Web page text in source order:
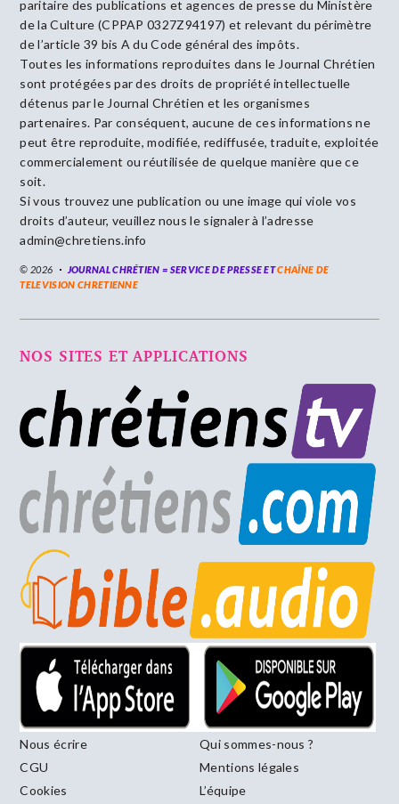
paritaire des publications et agences de presse du Ministère
de la Culture (CPPAP 0327Z94197) et relevant du périmètre
de l’article 39 bis A du Code général des impôts.
Toutes les informations reproduites dans le Journal Chrétien
sont protégées par des droits de propriété intellectuelle
détenus par le Journal Chrétien et les organismes
partenaires. Par conséquent, aucune de ces informations ne
peut être reproduite, modifiée, rediffusée, traduite, exploitée
commercialement ou réutilisée de quelque manière que ce
soit.
Si vous trouvez une publication ou une image qui viole vos
droits d’auteur, veuillez nous le signaler à l’adresse
admin@chretiens.info
© 2026 JOURNAL CHRÉTIEN = SERVICE DE PRESSE ETCHAÎNE DE
TELEVISION CHRETIENNE
NOS SITES ET APPLICATIONS
Nous écrire
Qui sommes-nous ?
CGU
Mentions légales
Cookies
L’équipe